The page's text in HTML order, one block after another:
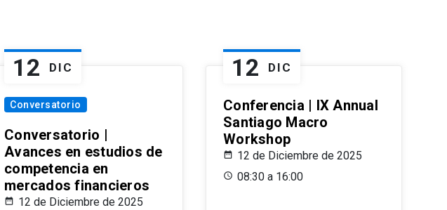
12 DIC
Conversatorio
Conversatorio |
Avances en estudios de
competencia en
mercados financieros
12 de Diciembre de 2025
12 DIC
Conferencia | IX Annual
Santiago Macro
Workshop
12 de Diciembre de 2025
08:30 a 16:00